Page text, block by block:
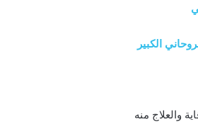
الكبير
والعلاج منه